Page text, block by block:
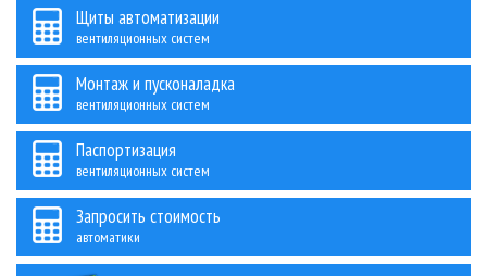
Щиты автоматизации
вентиляционных систем
Монтаж и пусконаладка
вентиляционных систем
Паспортизация
вентиляционных систем
Запросить стоимость
автоматики